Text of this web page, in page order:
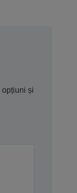
opțiuni și